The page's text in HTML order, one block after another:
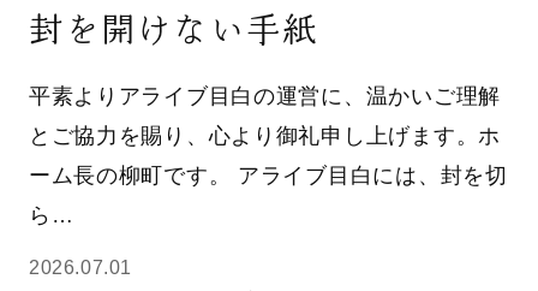
封を開けない手紙
平素よりアライブ目白の運営に、温かいご理解
とご協力を賜り、心より御礼申し上げます。ホ
ーム長の柳町です。 アライブ目白には、封を切
ら…
2026.07.01